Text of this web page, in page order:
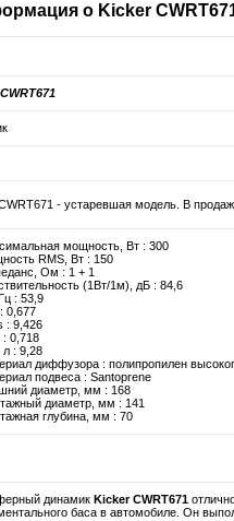
о Kicker
- устаревшая модель. В
мощность, Вт : 300
RMS, Вт : 150
Ом : 1 + 1
(1Вт/1м), дБ : 84,6
: 53,9
0,677
: 9,426
: 0,718
л : 9,28
диффузора : полипропилен
подвеса : Santoprene
диаметр, мм : 168
диаметр, мм : 141
глубина, мм : 70
динамик Kicker CWRT671
баса в автомобиле. Он